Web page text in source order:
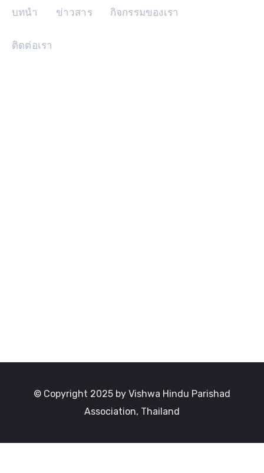
บทนำ ข่าวสาร กิจกรรมของเรา
ติดต่อเรา
© Copyright 2025 by Vishwa Hindu Parishad
Association, Thailand